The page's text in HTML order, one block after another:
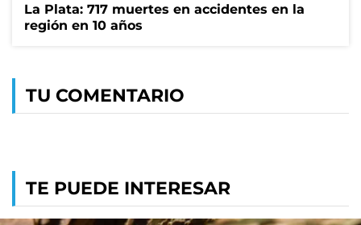
La Plata: 717 muertes en accidentes en la
región en 10 años
TU COMENTARIO
TE PUEDE INTERESAR